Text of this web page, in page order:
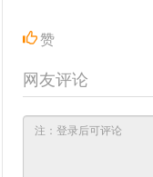
赞
网友评论